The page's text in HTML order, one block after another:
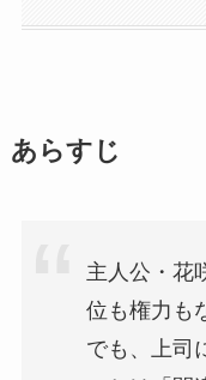
あらすじ
主人公・花
位も権力も
でも、上司